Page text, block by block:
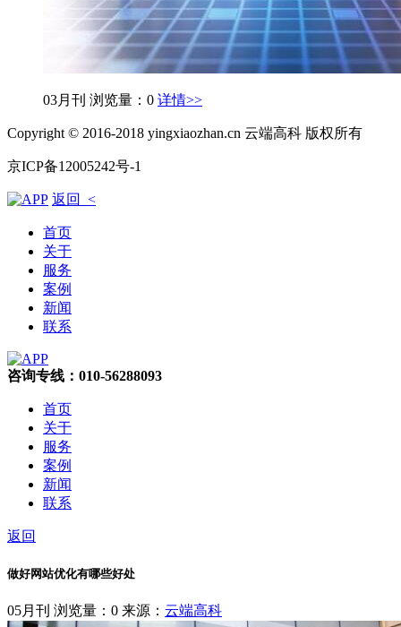
03月刊 浏览量：0 详情>>
Copyright © 2016-2018 yingxiaozhan.cn 云端高科 版权所有
京ICP备12005242号-1
返回 <
首页
关于
服务
案例
新闻
联系
咨询专线：010-56288093
首页
关于
服务
案例
新闻
联系
返回
做好网站优化有哪些好处
05月刊 浏览量：0 来源： 云端高科